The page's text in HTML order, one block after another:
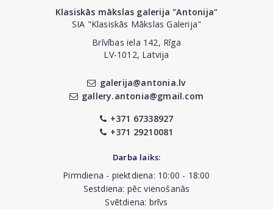
Klasiskās mākslas galerija "Antonija"
SIA "Klasiskās Mākslas Galerija"
Brīvības iela 142, Rīga
LV-1012, Latvija
galerija@antonia.lv
gallery.antonia@gmail.com
+371 67338927
+371 29210081
Darba laiks:
Pirmdiena - piektdiena: 10:00 - 18:00
Sestdiena: pēc vienošanās
Svētdiena: brīvs